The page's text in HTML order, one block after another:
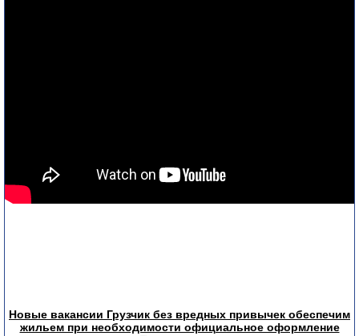
Новые вакансии Грузчик без вредных привычек обеспечим
жильем при необходимости официальное оформление